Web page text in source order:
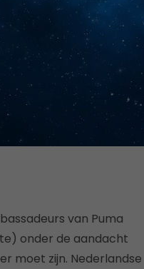
van Puma
onder de aandacht
moet zijn. Nederlandse